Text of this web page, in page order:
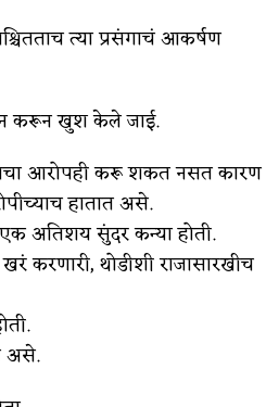
त्या प्रसंगाचं आकर्षण
करून खुश केले जाई.
आरोपही करू शकत नसत कारण
हातात असे.
एक अतिशय सुंदर कन्या होती.
थोडीशी राजासारखीच
असे.